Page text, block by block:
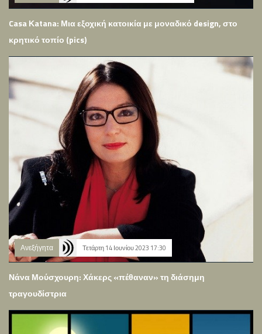
Casa Κatana: Μια εξοχική κατοικία με μοναδικό design, στο
κρητικό τοπίο (pics)
Ανεξήγητα Τετάρτη 14 Ιουνίου 2023 17:30
Νάνα Μούσχουρη: Χάκερς «πέθαναν» τη διάσημη
τραγουδίστρια